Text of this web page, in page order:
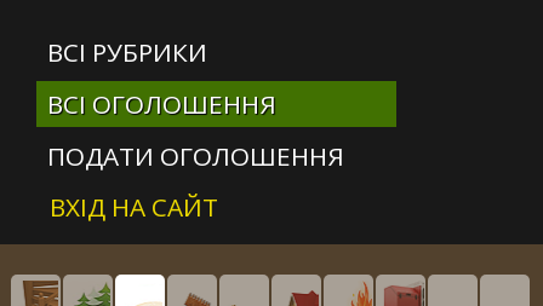
ВСІ РУБРИКИ
ВСІ ОГОЛОШЕННЯ
ПОДАТИ ОГОЛОШЕННЯ
ВХІД НА САЙТ